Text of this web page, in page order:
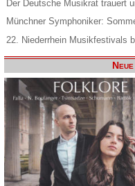
Der Deutsche Musikrat trauert
Münchner Symphoniker:
22. Niederrhein Musikfestivals